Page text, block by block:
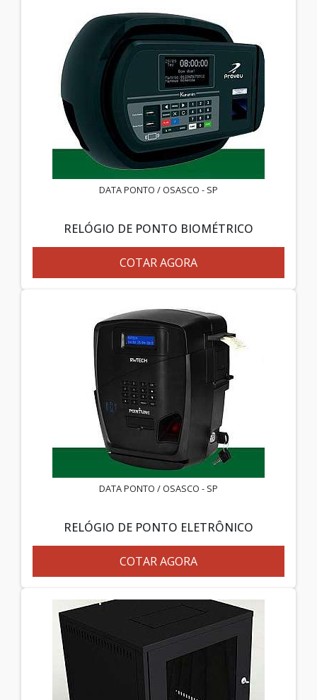
DATA PONTO / OSASCO - SP
RELÓGIO DE PONTO BIOMÉTRICO
COTAR AGORA
DATA PONTO / OSASCO - SP
RELÓGIO DE PONTO ELETRÔNICO
COTAR AGORA